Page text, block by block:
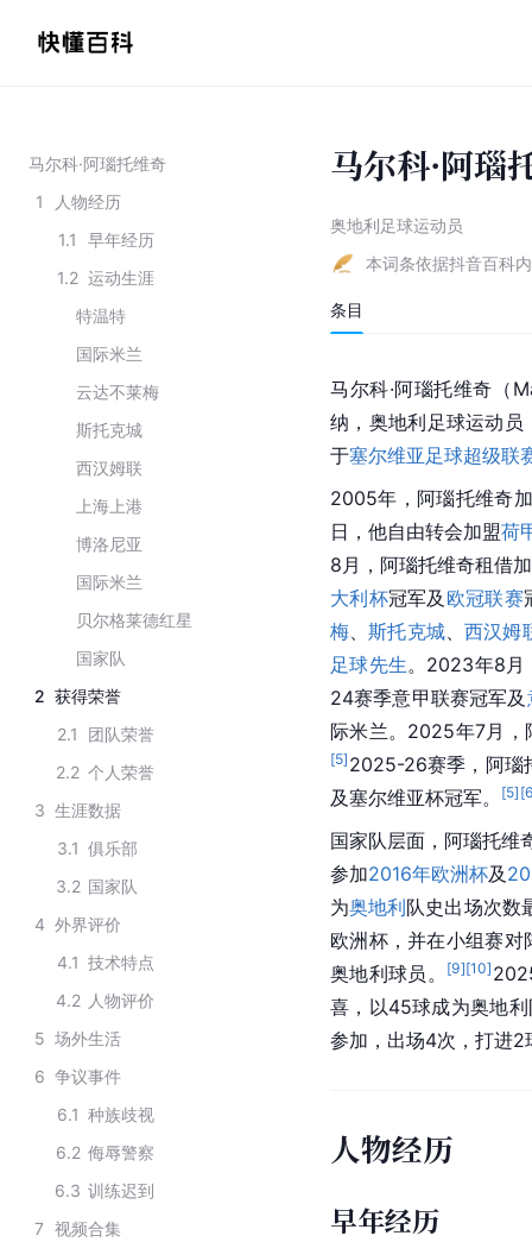
马尔科·阿瑙托维奇
1
人物经历
1.1
早年经历
1.2 运动生涯
特温特
国际米兰
云达不莱梅
斯托克城
西汉姆联
上海上港
博洛尼亚
国际米兰
贝尔格莱德红星
国家队
2 获得荣誉
2.1
团队荣誉
2.2 个人荣誉
3 生涯数据
3.1 俱乐部
3.2 国家队
4 外界评价
4.1 技术特点
4.2 人物评价
5 场外生活
6 争议事件
6.1 种族歧视
6.2 侮辱警察
6.3 训练迟到
7 视频合集
马尔科·阿瑙
奥地利足球运动员
本词条依据抖音百科
条目
马尔科·阿瑙托维奇（
纳，奥地利足球运动员
于塞尔维亚足球超级联
2005年，阿瑙托维奇
日，他自由转会加盟荷
8月，阿瑙托维奇租借
大利杯冠军及 欧冠联赛
梅 、斯托克城、西汉姆
足球先生。2023年8月
24赛季意甲联赛冠军及
际米兰。2025年7月，
[5] 2025-26赛季，阿瑙
及塞尔维亚杯冠军。
[5] [
国家队层面，阿瑙托维
参加2016年欧洲杯及
为奥地利队史出场次数
欧洲杯，并在小组赛对
奥地利球员。
[9][10]
喜，以45球成为奥地
参加，出场4次，打进
人物经历
早年经历